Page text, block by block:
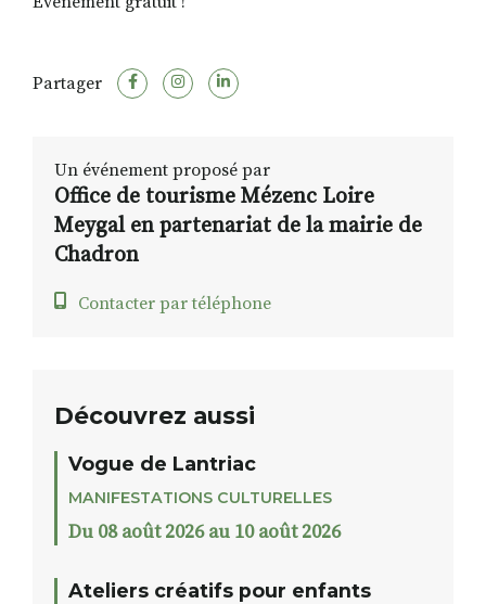
Partager
Un événement proposé par
Office de tourisme Mézenc Loire
Meygal en partenariat de la mairie de
Chadron
Contacter par téléphone
Découvrez aussi
Vogue de Lantriac
MANIFESTATIONS CULTURELLES
Du 08 août 2026 au 10 août 2026
Ateliers créatifs pour enfants